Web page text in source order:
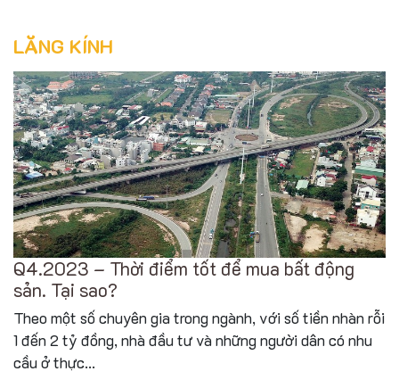
LĂNG KÍNH
Q4.2023 – Thời điểm tốt để mua bất động
sản. Tại sao?
Theo một số chuyên gia trong ngành, với số tiền nhàn rỗi
1 đến 2 tỷ đồng, nhà đầu tư và những người dân có nhu
cầu ở thực...